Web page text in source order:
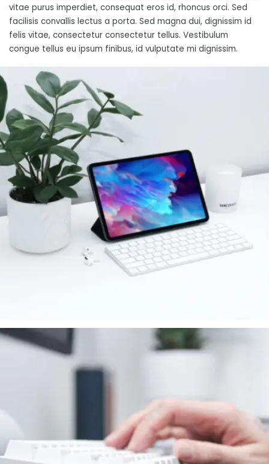
vitae purus imperdiet, consequat eros id, rhoncus orci. Sed
facilisis convallis lectus a porta. Sed magna dui, dignissim id
felis vitae, consectetur consectetur tellus. Vestibulum
congue tellus eu ipsum finibus, id vulputate mi dignissim.